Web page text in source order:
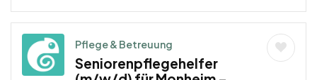
Pflege & Betreuung
Seniorenpflegehelfer